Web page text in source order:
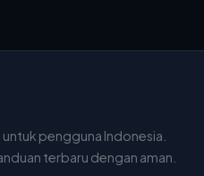
pengguna Indonesia.
terbaru dengan aman.